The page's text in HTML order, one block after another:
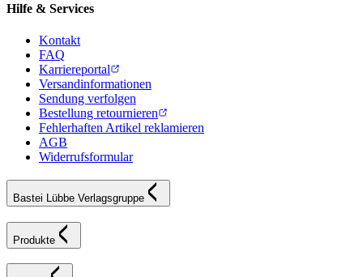
Hilfe & Services
Kontakt
FAQ
Karriereportal
Versandinformationen
Sendung verfolgen
Bestellung retournieren
Fehlerhaften Artikel reklamieren
AGB
Widerrufsformular
Bastei Lübbe Verlagsgruppe
Produkte